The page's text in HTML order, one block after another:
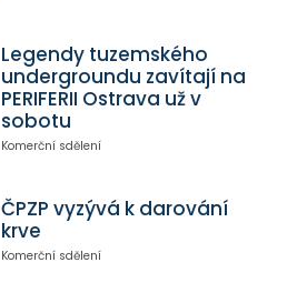
Legendy tuzemského
undergroundu zavítají na
PERIFERII Ostrava už v
sobotu
Komerční sdělení
ČPZP vyzývá k darování
krve
Komerční sdělení